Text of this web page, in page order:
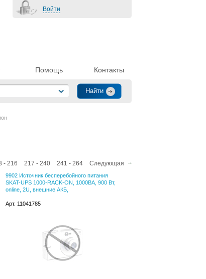
Помощь Контакты
Войти
- 216 217 - 240 241 - 264 Следующая
9902 Источник бесперебойного питания
SKAT-UPS 1000-RACK-ON, 1000ВА, 900 Вт,
online, 2U, внешние АКБ,
Арт. 11041785